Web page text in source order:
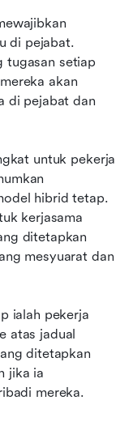
di pejabat.
tugasan setiap
akan
di pejabat dan
untuk pekerja
hibrid tetap.
kerjasama
ditetapkan
mesyuarat dan
ialah pekerja
atas jadual
ditetapkan
jika ia
mereka.